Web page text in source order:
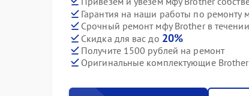
Гарантия на наши работы по ремонту
Срочный ремонт мфу Brother в
Скидка для вас до 20%
Получите 1500 рублей на ремонт
Оригинальные комплектующие Brother